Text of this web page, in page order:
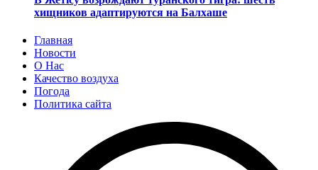
хищников адаптируются на Балхаше
Главная
Новости
О Нас
Качество воздуха
Погода
Политика сайта